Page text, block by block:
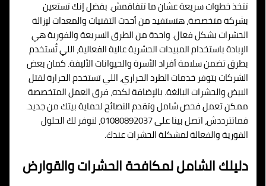
تتخذ خطوات سريعة عشان ما تتفاقمش. بفضل إنك تستعين
بشركة متخصصة، هتستفيد من أحدث التقنيات والمعدات لإزالة
الحشرات بشكل فعال. واحدة من الطرق السريعة والفورية هي
الإبادة باستخدام المبيدات الحشرية عالية الفعالية، اللي تُستخدم
بطرق تضمن سلامة أفراد الأسرة والحيوانات الأليفة. كمان بعض
الشركات بتوفر خدمات الطرد الحراري، اللي تستخدم الحرارة لقتل
البيض والحشرات البالغة. بالإضافة لكده، فرق العمل المتخصصة
ممكن تعمل فحص شامل وتقدم النصائح لحماية بيتك من جديد.
فماتترددش، اتصل بينا على 01080892037، لنوفر لك الحلول
الفورية والفعالة لمشكلة الحشرات عندك.
دليلك الشامل لمكافحة الحشرات والقوارض